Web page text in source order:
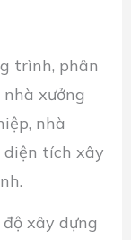
trình, phân
xưởng
nhà
diện tích xây
xây dựng